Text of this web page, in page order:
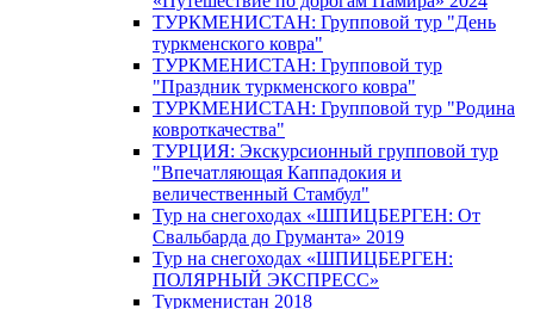
ТУРКМЕНИСТАН: Групповой тур "День
туркменского ковра"
ТУРКМЕНИСТАН: Групповой тур
"Праздник туркменского ковра"
ТУРКМЕНИСТАН: Групповой тур "Родина
ковроткачества"
ТУРЦИЯ: Экскурсионный групповой тур
"Впечатляющая Каппадокия и
величественный Стамбул"
Тур на снегоходах «ШПИЦБЕРГЕН: От
Свальбарда до Груманта» 2019
Тур на снегоходах «ШПИЦБЕРГЕН:
ПОЛЯРНЫЙ ЭКСПРЕСС»
Туркменистан 2018